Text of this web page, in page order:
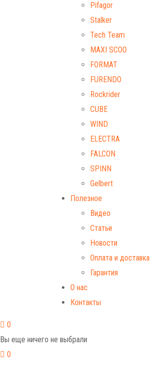
Pifagor
Stalker
Tech Team
MAXI SCOO
FORMAT
FURENDO
Rockrider
CUBE
WIND
ELECTRA
FALCON
SPINN
Gelbert
Полезное
Видео
Статьи
Новости
Оплата и доставка
Гарантия
О нас
Контакты
0
Вы еще ничего не выбрали
0